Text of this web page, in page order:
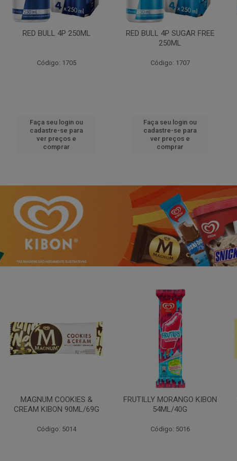
RED BULL 4P 250ML
Código: 1705
Faça seu login ou
cadastre-se para
ver preços e
comprar
RED BULL 4P SUGAR FREE
250ML
Código: 1707
Faça seu login ou
cadastre-se para
ver preços e
comprar
MAGNUM COOKIES &
CREAM KIBON 90ML/69G
Código: 5014
FRUTILLY MORANGO KIBON
54ML/40G
Código: 5016